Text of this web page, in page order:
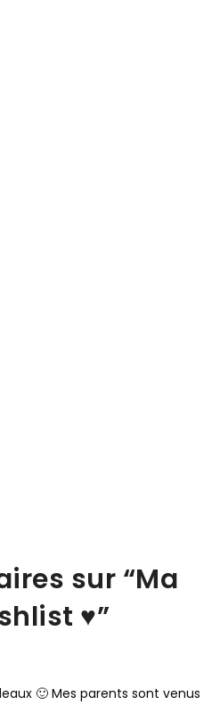
sur “Ma
♥”
🙂 Mes parents sont venus